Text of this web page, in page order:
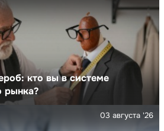
кто вы в системе
рынка?
03 августа '26